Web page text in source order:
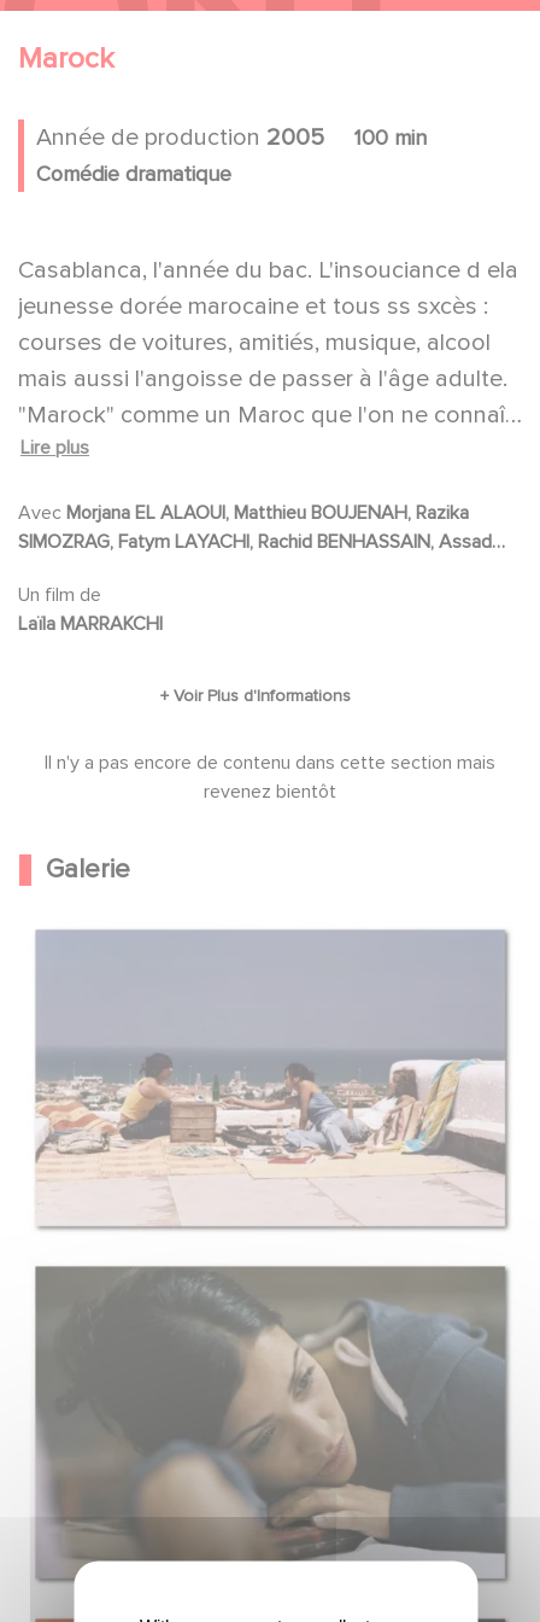
Marock
Année de production 2005
100 min
Comédie dramatique
Casablanca, l'année du bac. L'insouciance d ela
jeunesse dorée marocaine et tous ss sxcès :
courses de voitures, amitiés, musique, alcool
mais aussi l'angoisse de passer à l'âge adulte.
"Marock" comme un Maroc que l'on ne connaît
pas à l'image de celui de Rita, 17 ans, qui se
première histoire d'amour, elle va se confronter
aux contradictions de son milieu, de sa famille
et surtout à son grand frère pour qui l'avenir
passe par un retour aux valeurs traditionnelles.
Lire plus
Avec
SIMOZRAG, Fatym LAYACHI, Rachid BENHASSAIN, Assad
Un film de
Laïla MARRAKCHI
Il n'y a pas encore de contenu dans cette section mais
revenez bientôt
Galerie